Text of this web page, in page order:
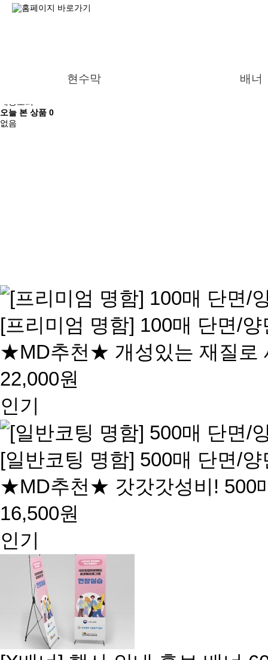
배송조회
오늘 본 상품 0
없음
현수막 배너
[프리미엄 명함] 100매 단면/양
★MD추천★ 개성있는 재질로
22,000원
인기
[일반코팅 명함] 500매 단면/양
★MD추천★ 갓갓갓성비! 500
16,500원
인기